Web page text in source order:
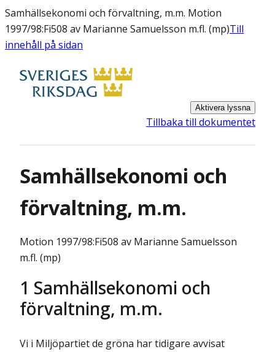
Samhällsekonomi och förvaltning, m.m. Motion
1997/98:Fi508 av Marianne Samuelsson m.fl. (mp)Till
innehåll på sidan
Aktivera lyssna
Tillbaka till dokumentet
Samhällsekonomi och
förvaltning, m.m.
Motion 1997/98:Fi508 av Marianne Samuelsson
m.fl. (mp)
1 Samhällsekonomi och
förvaltning, m.m.
Vi i Miljöpartiet de gröna har tidigare avvisat